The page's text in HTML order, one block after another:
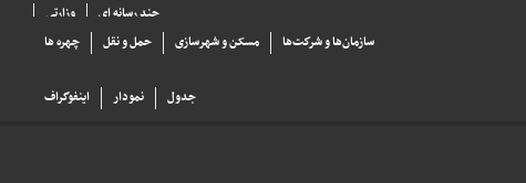
وزارتی
چند رسانه ای
چهره ها حمل و نقل مسکن و شهرسازی سازما‌ن‌ها و شركت‌ها
اینفوگراف نمودار جدول